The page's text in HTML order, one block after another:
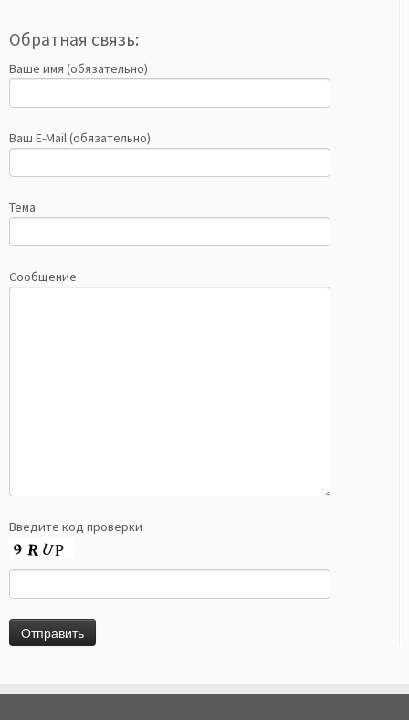
Обратная связь:
Ваше имя (обязательно)
Ваш E-Mail (обязательно)
Тема
Сообщение
Введите код проверки